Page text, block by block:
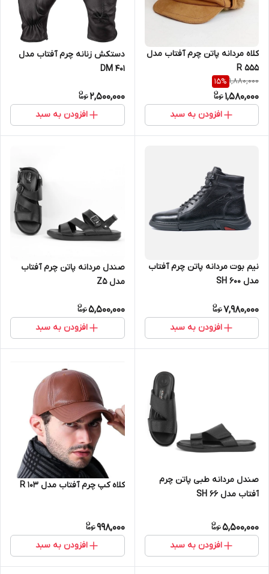
کلاه مردانه پاتن چرم آفتاب مدل
R 555
1,880,000
15%
1,580,000
افزودن به سبد
دستکش زنانه چرم آفتاب مدل
DM 401
2,500,000
افزودن به سبد
نیم بوت مردانه پاتن چرم آفتاب
مدل SH 600
7,980,000
افزودن به سبد
صندل مردانه پاتن چرم آفتاب
مدل Z5
5,500,000
افزودن به سبد
صندل مردانه طبی پاتن چرم
آفتاب مدل SH 66
5,500,000
افزودن به سبد
کلاه کپ چرم آفتاب مدل R 103
998,000
افزودن به سبد